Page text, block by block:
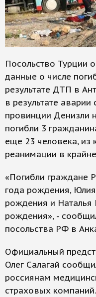
Посольство Турции
данные о числе
результате ДТП в
в результате
провинции Денизли
погибли 3
еще 23 человека, из
реанимации в
«Погибли граждане
года рождения,
рождения и Наталья
рождения», -
посольства РФ в
Официальный
Олег Салагай
россиянам
страховых